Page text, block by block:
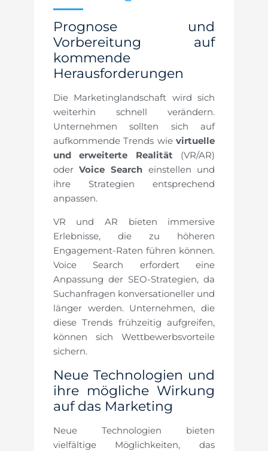
Prognose und
Vorbereitung auf
kommende
Herausforderungen
Die Marketinglandschaft wird sich
weiterhin schnell verändern.
Unternehmen sollten sich auf
aufkommende Trends wievirtuelle
und erweiterte Realität (VR/AR)
oderVoice Search einstellen und
ihre Strategien entsprechend
anpassen.
VR und AR bieten immersive
Erlebnisse, die zu höheren
Engagement-Raten führen können.
Voice Search erfordert eine
Anpassung der SEO-Strategien, da
Suchanfragen konversationeller und
länger werden. Unternehmen, die
diese Trends frühzeitig aufgreifen,
können sich Wettbewerbsvorteile
sichern.
Neue Technologien und
ihre mögliche Wirkung
auf das Marketing
Neue Technologien bieten
vielfältige Möglichkeiten, das